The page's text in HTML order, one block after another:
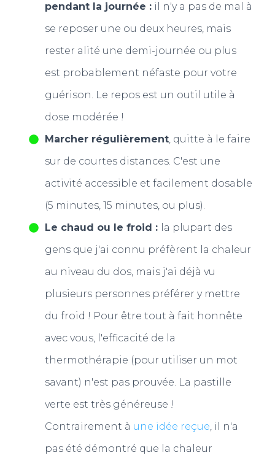
pendant la journée :il n'y a pas de mal à
se reposer une ou deux heures, mais
rester alité une demi-journée ou plus
est probablement néfaste pour votre
guérison. Le repos est un outil utile à
dose modérée !
Marcher régulièrement, quitte à le faire
sur de courtes distances. C'est une
activité accessible et facilement dosable
(5 minutes, 15 minutes, ou plus).
Le chaud ou le froid : la plupart des
gens que j'ai connu préfèrent la chaleur
au niveau du dos, mais j'ai déjà vu
plusieurs personnes préférer y mettre
du froid ! Pour être tout à fait honnête
avec vous, l'efficacité de la
thermothérapie (pour utiliser un mot
savant) n'est pas prouvée. La pastille
verte est très généreuse !
Contrairement à une idée reçue, il n'a
pas été démontré que la chaleur